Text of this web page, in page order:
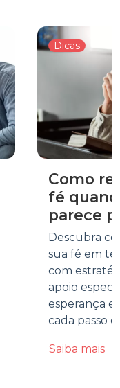
Dicas
Como
fé
parece
Descubra
sua fé em
com
apoio
esperança e
cada passo d
Saiba mais